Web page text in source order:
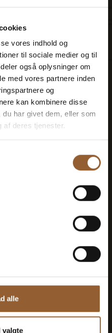
vores indhold og
til sociale medier og til
også oplysninger om
med vores partnere inden
og
kan kombinere disse
har givet dem, eller som
af deres tjenester.
alle
valgte
- kaufen Sie
Wikinger-Markt,
Lokes Aften
Universe
Infos